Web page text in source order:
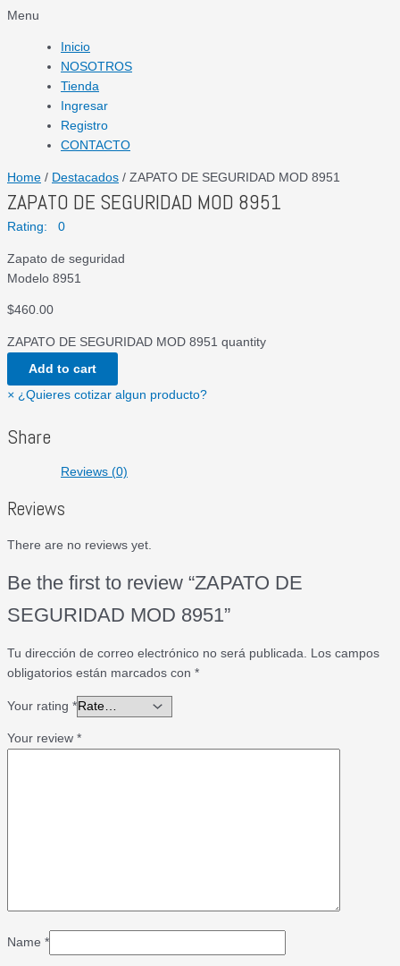
Menu
Inicio
NOSOTROS
Tienda
Ingresar
Registro
CONTACTO
Home / Destacados / ZAPATO DE SEGURIDAD MOD 8951
ZAPATO DE SEGURIDAD MOD 8951
Rating: 0
Zapato de seguridad
Modelo 8951
$460.00
ZAPATO DE SEGURIDAD MOD 8951 quantity
Add to cart
× ¿Quieres cotizar algun producto?
Share
Reviews (0)
Reviews
There are no reviews yet.
Be the first to review “ZAPATO DE
SEGURIDAD MOD 8951”
Tu dirección de correo electrónico no será publicada. Los campos
obligatorios están marcados con *
Your rating *
Your review *
Name *